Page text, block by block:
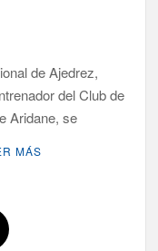
de Ajedrez,
del Club de
Aridane, se
MÁS